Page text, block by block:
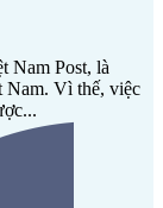
Nam Post, là
Nam. Vì thế, việc